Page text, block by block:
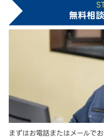
無料相
まずはお電話またはメールで